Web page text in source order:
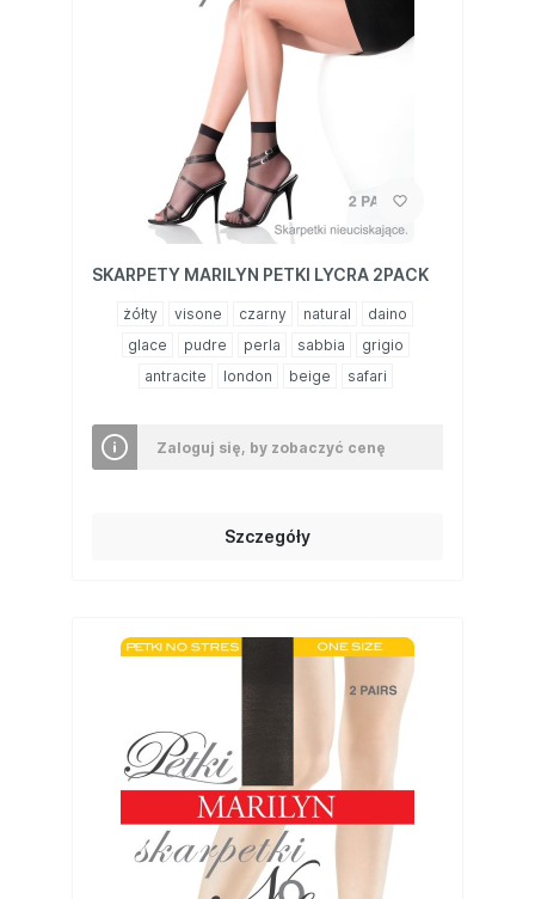
SKARPETY MARILYN PETKI LYCRA 2PACK
żółty visone czarny natural
daino
glace
pudre perla sabbia
grigio
antracite
london beige safari
Zaloguj się, by zobaczyć cenę
Szczegóły